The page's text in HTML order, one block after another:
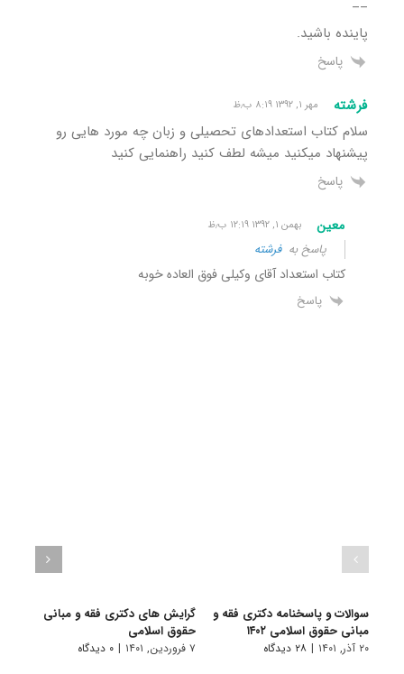
پاینده باشید.
پاسخ
فرشته مهر ۱, ۱۳۹۲ ۸:۱۹ ب٫ظ
سلام کتاب استعدادهای تحصیلی و زبان چه مورد هایی رو
پیشنهاد میکنید میشه لطف کنید راهنمایی کنید
پاسخ
معین بهمن ۱, ۱۳۹۲ ۱۲:۱۹ ب٫ظ
پاسخ بهفرشته
کتاب استعداد آقای وکیلی فوق العاده خوبه
پاسخ
سوالات و پاسخنامه دکتری فقه و
مبانی حقوق اسلامی ۱۴۰۲
۲۰ آذر, ۱۴۰۱ | ۲۸ دیدگاه
گرایش های دکتری ﻓﻘﻪ و ﻣﺒﺎنی
ﺣﻘﻮق اﺳﻼمی
۷ فروردین, ۱۴۰۱ | ۰ دیدگاه